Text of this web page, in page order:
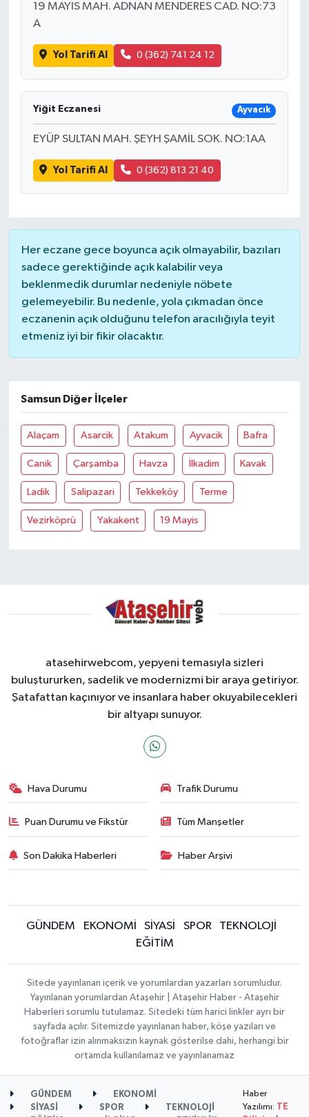
19 MAYIS MAH. ADNAN MENDERES CAD. NO:73
A
Yol Tarifi Al 0 (362) 741 24 12
Yiğit Eczanesi Ayvacık
EYÜP SULTAN MAH. ŞEYH ŞAMİL SOK. NO:1AA
Yol Tarifi Al 0 (362) 813 21 40
Her eczane gece boyunca açık olmayabilir, bazıları
sadece gerektiğinde açık kalabilir veya
beklenmedik durumlar nedeniyle nöbete
gelemeyebilir. Bu nedenle, yola çıkmadan önce
eczanenin açık olduğunu telefon aracılığıyla teyit
etmeniz iyi bir fikir olacaktır.
Samsun Diğer İlçeler
Alaçam Asarcik Atakum Ayvacik Bafra
Canik Çarşamba Havza İlkadim Kavak
Ladik Salipazari Tekkeköy Terme
Vezirköprü Yakakent 19 Mayis
atasehirwebcom, yepyeni temasıyla sizleri
buluştururken, sadelik ve modernizmi bir araya getiriyor.
Şatafattan kaçınıyor ve insanlara haber okuyabilecekleri
bir altyapı sunuyor.
Hava Durumu Trafik Durumu
Puan Durumu ve Fikstür Tüm Manşetler
Son Dakika Haberleri Haber Arşivi
GÜNDEM EKONOMİ SİYASİ SPOR
TEKNOLOJİ
EĞİTİM
Sitede yayınlanan içerik ve yorumlardan yazarları sorumludur.
Yayınlanan yorumlardan Ataşehir | Ataşehir Haber - Ataşehir
Haberleri sorumlu tutulamaz. Sitedeki tüm harici linkler ayrı bir
sayfada açılır. Sitemizde yayınlanan haber, köşe yazıları ve
fotoğraflar izin alınmaksızın kaynak gösterilse dahi, herhangi bir
ortamda kullanılamaz ve yayınlanamaz
GÜNDEM
EKONOMİ
SİYASİ
SPOR
TEKNOLOJİ
Haber
Yazılımı: TE